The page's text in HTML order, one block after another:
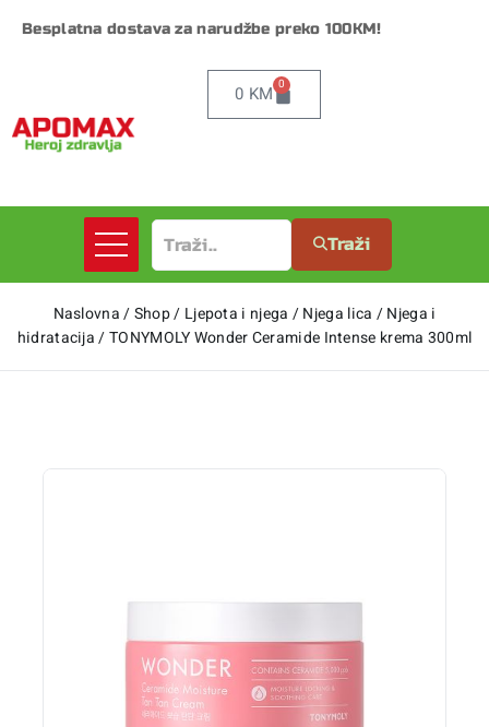
Besplatna dostava za narudžbe preko 100KM!
0 KM 0
Traži
Naslovna /Shop/ Ljepota i njega /Njega lica /Njega i
hidratacija /TONYMOLY Wonder Ceramide Intense krema 300ml